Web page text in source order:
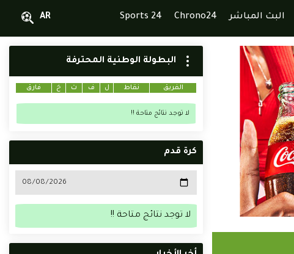
البث المباشر Chrono24
Sports 24
AR
البطولة الوطنية المحترفة
الفريق نقاط ل ف ت خ فارق
لا توجد نتائج متاحة !!
كرة قدم
لا توجد نتائج متاحة !!